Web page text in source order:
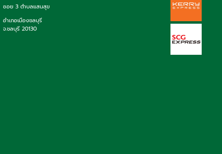
ซอย 3 ตำบลแสนสุข
อำเภอเมืองชลบุรี
จ.ชลบุรี 20130